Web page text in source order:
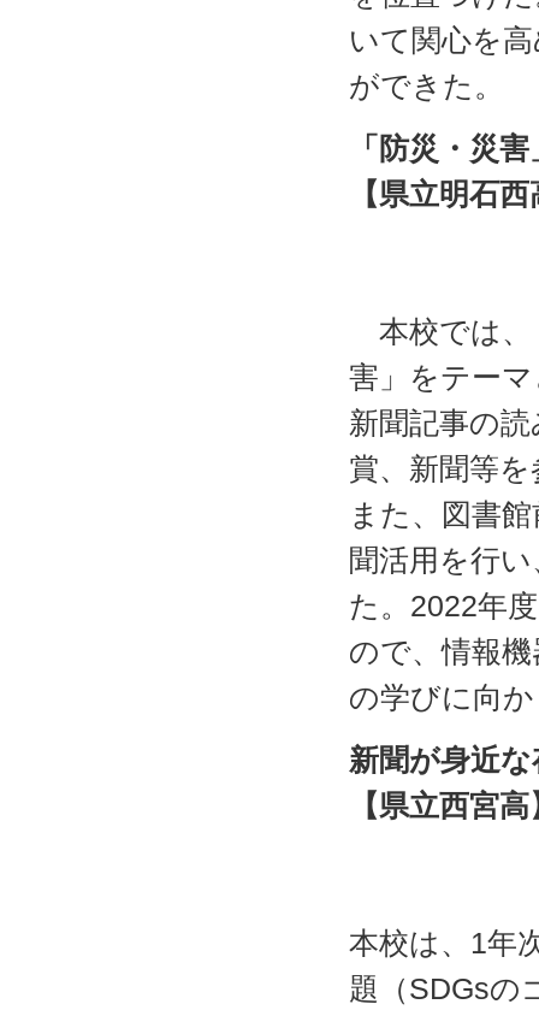
いて関心を
ができた。
「防災・災
【県立明石
本校では、
害」をテー
新聞記事の
賞、新聞等
また、図書
聞活用を行
た。2022年
ので、情報
の学びに向
新聞が身近
【県立西宮高
本校は、1年
題（SDGsの